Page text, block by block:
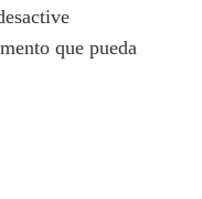
que pueda